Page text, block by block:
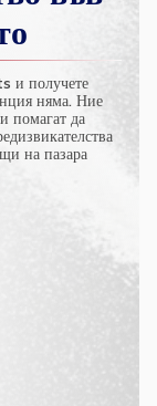
и получете
няма. Ние
помагат да
на пазара